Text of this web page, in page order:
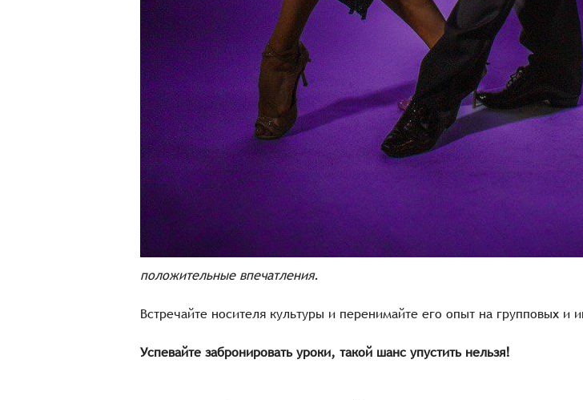
положительные впечатления.
Встречайте носителя культуры и перенимайте его опыт на групповых и
Успевайте забронировать уроки, такой шанс упустить нельзя!